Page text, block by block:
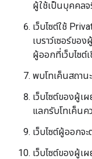
ผู้ใช้เป็นบุคคลจ
เว็บไซต์ใช้
เบราว์เซอร์ขอ
ผู้ออกที่เว็บไซต์
พบโทเค็นสถาน
เว็บไซต์ของผู้เ
แลกรับโทเค็นค
เว็บไซต์ผู้ออก
เว็บไซต์ของผู้